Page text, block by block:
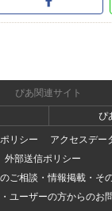
ぴあ関連サイト
ぴ
リシー
アクセスデー
外部送信ポリシー
ご相談・情報掲載・そ
ユーザーの方からのお